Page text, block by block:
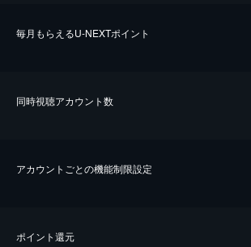
毎⽉もらえるU-NEXTポイント
同時視聴アカウント数
アカウントごとの機能制限設定
ポイント還元